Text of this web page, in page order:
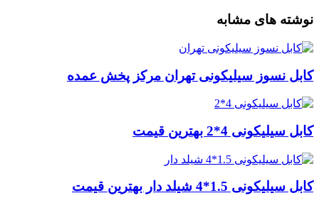
نوشته های مشابه
کابل نسوز سیلیکونی تهران مرکز پخش عمده
کابل سیلیکونی 4*2 بهترین قیمت
کابل سیلیکونی 1.5*4 شیلد دار بهترین قیمت